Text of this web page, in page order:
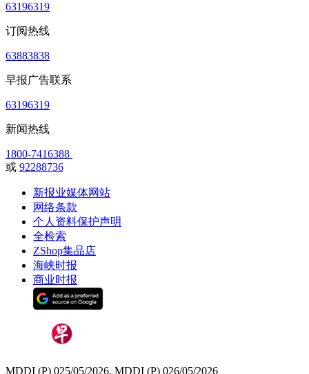
63196319
订阅热线
63883838
早报广告联系
63196319
新闻热线
1800-7416388
或 92288736
新报业媒体网站
网络条款
个人资料保护声明
全检索
ZShop集品店
海峡时报
商业时报
MDDI (P) 025/05/2026, MDDI (P) 026/05/2026